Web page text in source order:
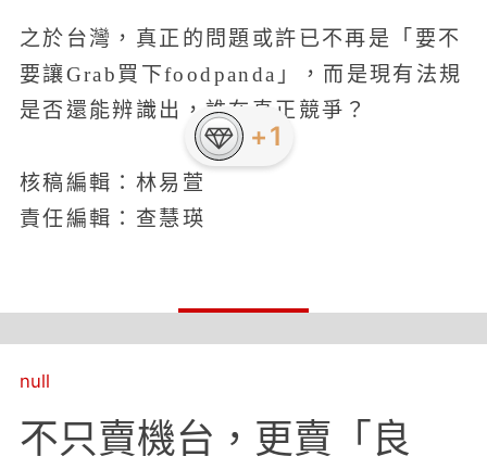
之於台灣，真正的問題或許已不再是「要不
要讓Grab買下foodpanda」，而是現有法規
是否還能辨識出，誰在真正競爭？
核稿編輯：林易萱
責任編輯：查慧瑛
null
不只賣機台，更賣「良